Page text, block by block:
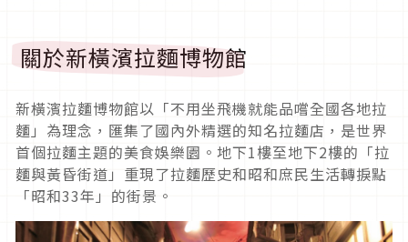
關於新橫濱拉麵博物館
新橫濱拉麵博物館以「不用坐飛機就能品嚐全國各地拉
麵」為理念，匯集了國內外精選的知名拉麵店，是世界
首個拉麵主題的美食娛樂園。地下1樓至地下2樓的「拉
麵與黃昏街道」重現了拉麵歷史和昭和庶民生活轉捩點
「昭和33年」的街景。